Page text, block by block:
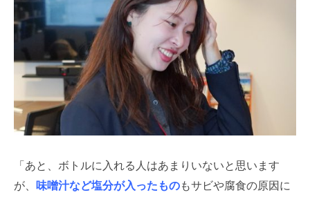
「あと、ボトルに入れる人はあまりいないと思います
が、 味噌汁など塩分が入ったものもサビや腐食の原因に